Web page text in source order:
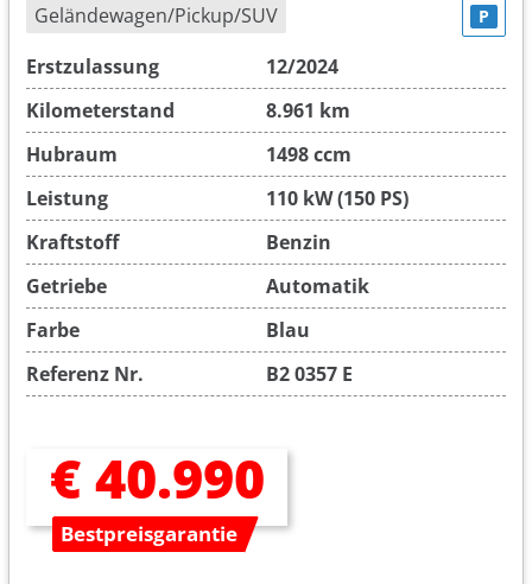
Geländewagen/Pickup/SUV P
Erstzulassung
12/2024
Kilometerstand
8.961 km
Hubraum
1498 ccm
Leistung
110 kW (150 PS)
Kraftstoff
Benzin
Getriebe
Automatik
Farbe
Blau
Referenz Nr.
B2 0357 E
€ 40.990
Bestpreisgarantie